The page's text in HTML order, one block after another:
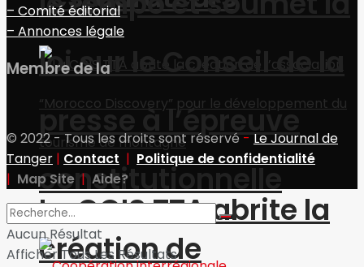
La CCIS TTA abrite la
création de
loi sur le Conseil de la
presse à l’épreuve
constitutionnelle
– Comité éditorial
– Annonces légale
Membre de la
© 2022 - Tous les droits sont réservé - Le Journal de
Tanger | Contact | Politique de confidentialité
| Map Site |Aide?
Aucun Résultat
Afficher Tous Les Résultats